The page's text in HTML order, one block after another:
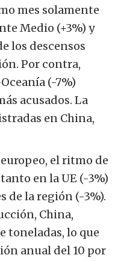
mes solamente
Medio (+3%) y
los descensos
Por contra,
(-7%)
acusados. La
en China,
el ritmo de
en la UE (-3%)
de la región (-3%).
China,
toneladas, lo que
anual del 10 por